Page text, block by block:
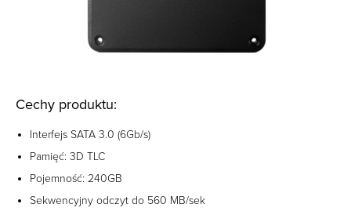
Cechy produktu:
Interfejs SATA 3.0 (6Gb/s)
Pamięć: 3D TLC
Pojemność: 240GB
Sekwencyjny odczyt do 560 MB/sek